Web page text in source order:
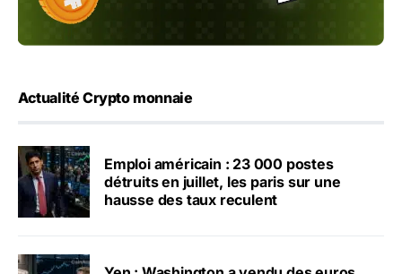
Actualité Crypto monnaie
Emploi américain : 23 000 postes
détruits en juillet, les paris sur une
hausse des taux reculent